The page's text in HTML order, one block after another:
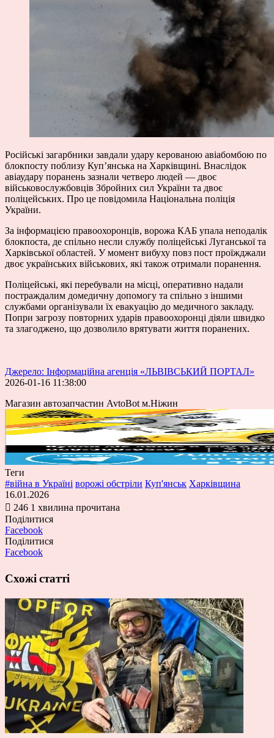
Російські загарбники завдали удару керованою авіабомбою по
блокпосту поблизу Куп’янська на Харківщині. Внаслідок
авіаудару поранень зазнали четверо людей — двоє
військовослужбовців Збройних сил України та двоє
поліцейських. Про це повідомила Національна поліція
України.
За інформацією правоохоронців, ворожа КАБ упала неподалік
блокпоста, де спільно несли службу поліцейські Луганської та
Харківської областей. У момент вибуху повз пост проїжджали
двоє українських військових, які також отримали поранення.
Поліцейські, які перебували на місці, оперативно надали
постраждалим домедичну допомогу та спільно з іншими
службами організували їх евакуацію до медичного закладу.
Попри загрозу повторних ударів правоохоронці діяли швидко
та злагоджено, що дозволило врятувати життя поранених.
Джерело: Інформаційна агенція «ЛЬВІВСЬКИЙ ПОРТАЛ»
2026-01-16 11:38:00
Магазин автозапчастин AvtoBot м.Ніжин
Теги
#війна в Україні ворожі обстріли Куп'янськ Харківщина
16.01.2026
246 1 хвилина прочитана
Поділитися
Facebook
Поділитися
Facebook
Схожі статті